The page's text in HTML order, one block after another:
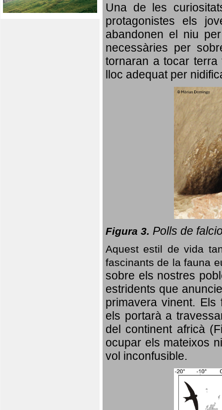
Una de les
protagonistes els
abandonen el niu
necessàries per
tornaran a tocar
lloc adequat per
Figura 3. Polls de
Aquest estil de vida
fascinants de la fauna
sobre els nostres
estridents que
primavera vinent. Els
els portarà a
del continent africà
ocupar els mateixos
vol inconfusible.